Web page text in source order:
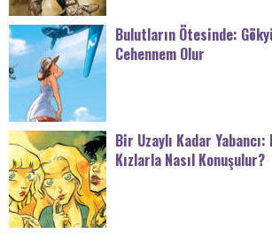
Bulutların Ötesinde:
Cehennem Olur
Bir Uzaylı Kadar
Kızlarla Nasıl Konuşulur?